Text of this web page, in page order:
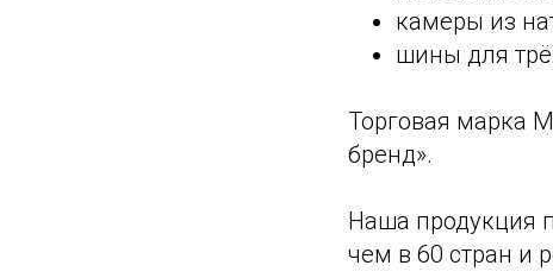
камеры из
шины для
Торговая марка
бренд».
Наша продукция
чем в 60 стран и